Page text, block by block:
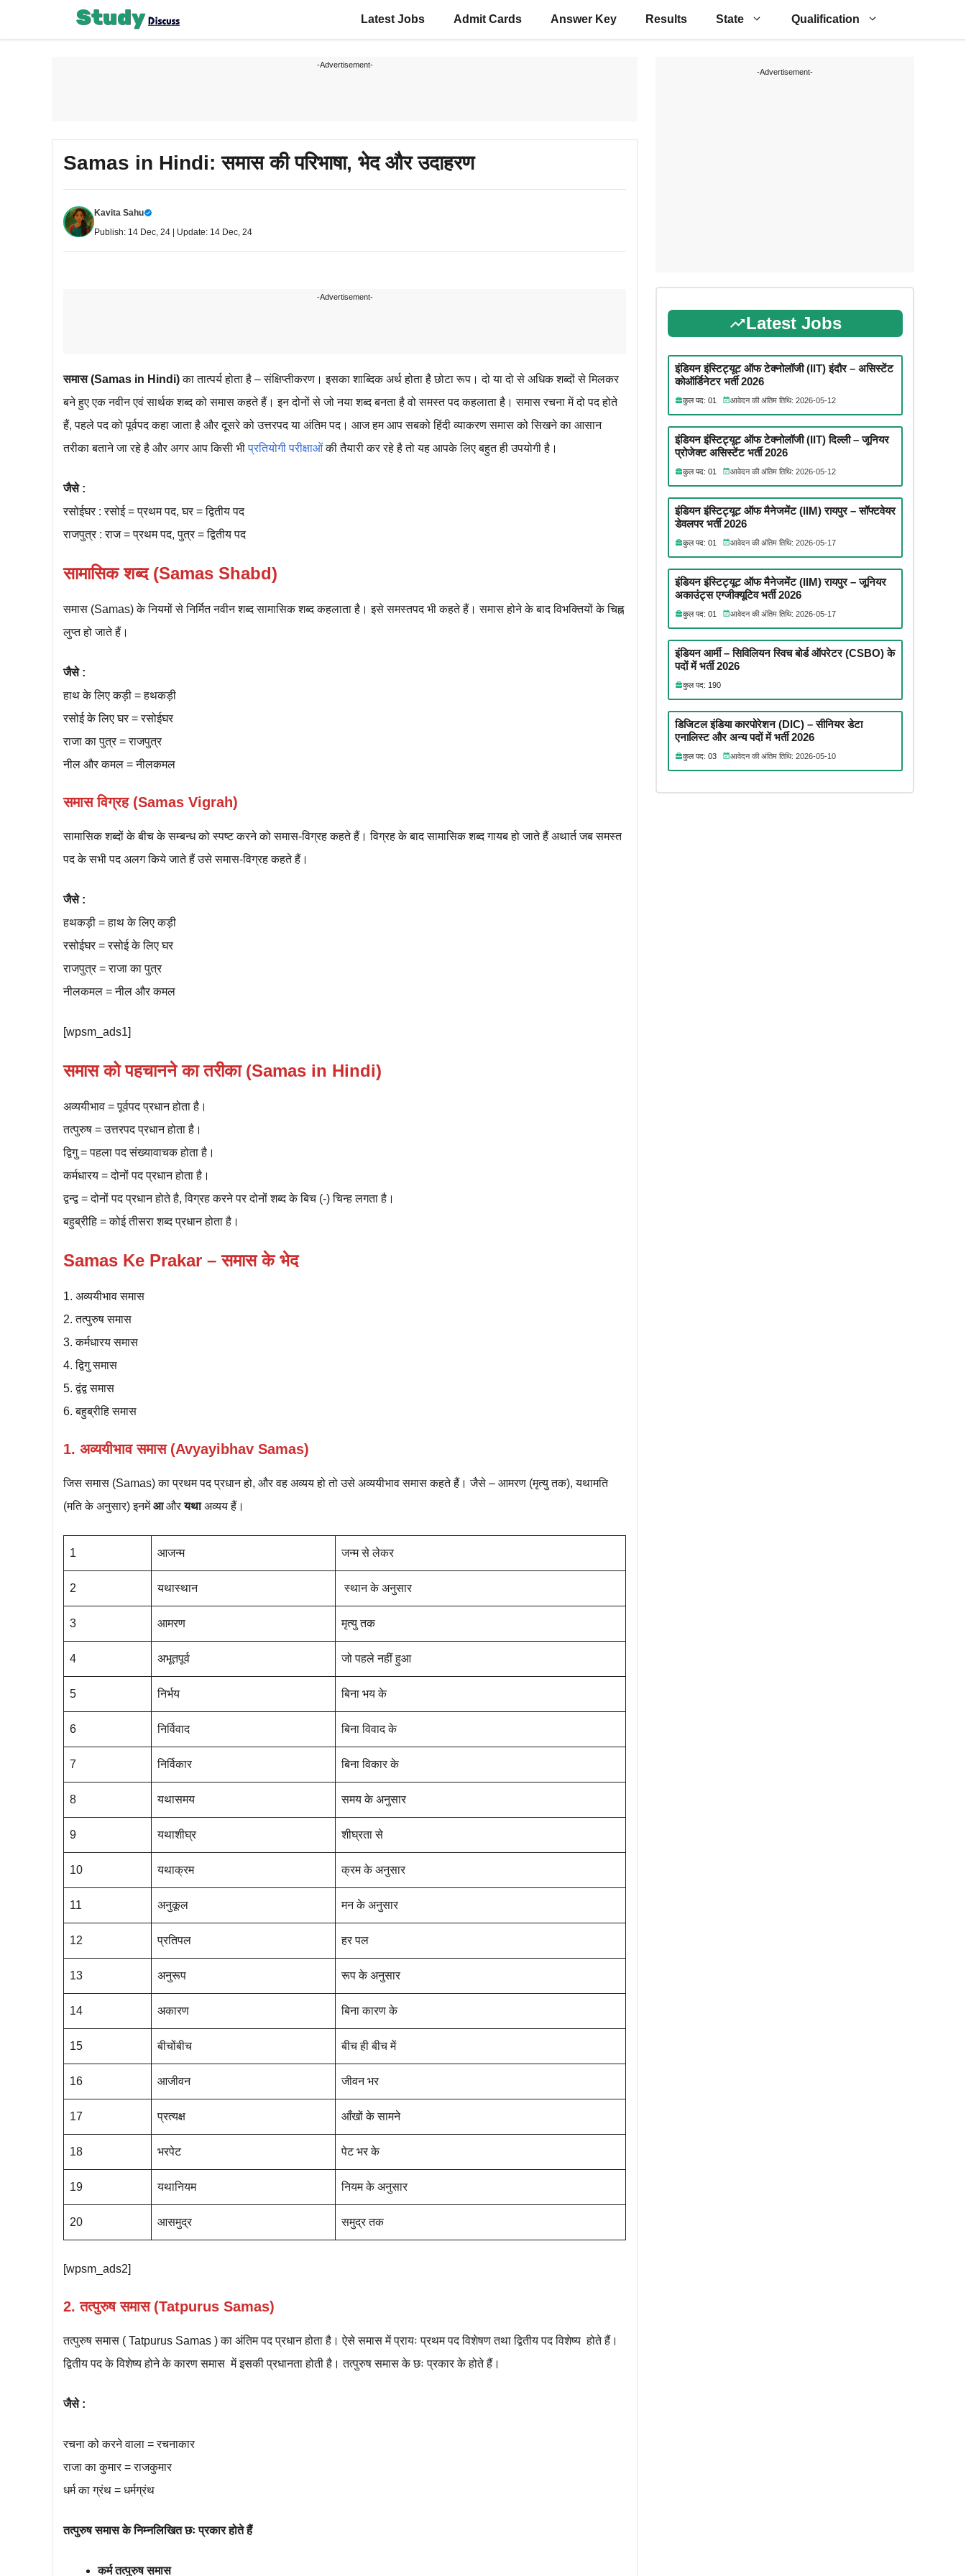
Latest Jobs Admit Cards Answer Key Results State Qualification
-Advertisement-
Samas in Hindi: समास की परिभाषा, भेद और उदाहरण
Kavita Sahu
Publish: 14 Dec, 24 | Update: 14 Dec, 24
-Advertisement-
समास (Samas in Hindi)का तात्पर्य होता है – संक्षिप्तीकरण। इसका शाब्दिक अर्थ होता है छोटा रूप। दो या दो से अधिक शब्दों से मिलकर
बने हुए एक नवीन एवं सार्थक शब्द को समास कहते हैं। इन दोनों से जो नया शब्द बनता है वो समस्त पद कहलाता है। समास रचना में दो पद होते
हैं, पहले पद को पूर्वपद कहा जाता है और दूसरे को उत्तरपद या अंतिम पद। आज हम आप सबको हिंदी व्याकरण समास को सिखने का आसान
तरीका बताने जा रहे है और अगर आप किसी भीप्रतियोगी परीक्षाओंकी तैयारी कर रहे है तो यह आपके लिए बहुत ही उपयोगी है।
जैसे :
रसोईघर : रसोई = प्रथम पद, घर = द्वितीय पद
राजपुत्र : राज = प्रथम पद, पुत्र = द्वितीय पद
सामासिक शब्द (Samas Shabd)
समास (Samas) के नियमों से निर्मित नवीन शब्द सामासिक शब्द कहलाता है। इसे समस्तपद भी कहते हैं। समास होने के बाद विभक्तियों के चिह्न
लुप्त हो जाते हैं।
जैसे :
हाथ के लिए कड़ी = हथकड़ी
रसोई के लिए घर = रसोईघर
राजा का पुत्र = राजपुत्र
नील और कमल = नीलकमल
समास विग्रह (Samas Vigrah)
सामासिक शब्दों के बीच के सम्बन्ध को स्पष्ट करने को समास-विग्रह कहते हैं। विग्रह के बाद सामासिक शब्द गायब हो जाते हैं अथार्त जब समस्त
पद के सभी पद अलग किये जाते हैं उसे समास-विग्रह कहते हैं।
जैसे :
हथकड़ी = हाथ के लिए कड़ी
रसोईघर = रसोई के लिए घर
राजपुत्र = राजा का पुत्र
नीलकमल = नील और कमल
[wpsm_ads1]
समास को पहचानने का तरीका (Samas in Hindi)
अव्ययीभाव = पूर्वपद प्रधान होता है।
तत्पुरुष = उत्तरपद प्रधान होता है।
द्विगु = पहला पद संख्यावाचक होता है।
कर्मधारय = दोनों पद प्रधान होता है।
द्वन्द्व = दोनों पद प्रधान होते है, विग्रह करने पर दोनों शब्द के बिच (-) चिन्ह लगता है।
बहुब्रीहि = कोई तीसरा शब्द प्रधान होता है।
Samas Ke Prakar – समास के भेद
1. अव्ययीभाव समास
2. तत्पुरुष समास
3. कर्मधारय समास
4. द्विगु समास
5. द्वंद्व समास
6. बहुब्रीहि समास
1. अव्ययीभाव समास (Avyayibhav Samas)
जिस समास (Samas) का प्रथम पद प्रधान हो, और वह अव्यय हो तो उसे अव्ययीभाव समास कहते हैं। जैसे – आमरण (मृत्यु तक), यथामति
(मति के अनुसार) इनमेंआऔरयथाअव्यय हैं।
1 आजन्म जन्म से लेकर
2 यथास्थान स्थान के अनुसार
3 आमरण मृत्यु तक
4 अभूतपूर्व जो पहले नहीं हुआ
5 निर्भय बिना भय के
6 निर्विवाद बिना विवाद के
7 निर्विकार बिना विकार के
8 यथासमय समय के अनुसार
9 यथाशीघ्र शीघ्रता से
10 यथाक्रम क्रम के अनुसार
11 अनुकूल मन के अनुसार
12 प्रतिपल हर पल
13 अनुरूप रूप के अनुसार
14 अकारण बिना कारण के
15 बीचोंबीच बीच ही बीच में
16 आजीवन जीवन भर
17 प्रत्यक्ष आँखों के सामने
18 भरपेट पेट भर के
19 यथानियम नियम के अनुसार
20 आसमुद्र समुद्र तक
[wpsm_ads2]
2. तत्पुरुष समास (Tatpurus Samas)
तत्पुरुष समास ( Tatpurus Samas ) का अंतिम पद प्रधान होता है। ऐसे समास में प्रायः प्रथम पद विशेषण तथा द्वितीय पद विशेष्य होते हैं।
द्वितीय पद के विशेष्य होने के कारण समास में इसकी प्रधानता होती है। तत्पुरुष समास के छः प्रकार के होते हैं।
जैसे :
रचना को करने वाला = रचनाकार
राजा का कुमार = राजकुमार
धर्म का ग्रंथ = धर्मग्रंथ
तत्पुरुष समास के निम्नलिखित छः प्रकार होते हैं
कर्म तत्पुरुष समास
-Advertisement-
Latest Jobs
इंडियन इंस्टिट्यूट ऑफ टेक्नोलॉजी (IIT) इंदौर – असिस्टेंट
कोऑर्डिनेटर भर्ती 2026
कुल पद: 01 आवेदन की अंतिम तिथि: 2026-05-12
इंडियन इंस्टिट्यूट ऑफ टेक्नोलॉजी (IIT) दिल्ली – जूनियर
प्रोजेक्ट असिस्टेंट भर्ती 2026
कुल पद: 01 आवेदन की अंतिम तिथि: 2026-05-12
इंडियन इंस्टिट्यूट ऑफ मैनेजमेंट (IIM) रायपुर – सॉफ्टवेयर
डेवलपर भर्ती 2026
कुल पद: 01 आवेदन की अंतिम तिथि: 2026-05-17
इंडियन इंस्टिट्यूट ऑफ मैनेजमेंट (IIM) रायपुर – जूनियर
अकाउंट्स एग्जीक्यूटिव भर्ती 2026
कुल पद: 01 आवेदन की अंतिम तिथि: 2026-05-17
इंडियन आर्मी – सिविलियन स्विच बोर्ड ऑपरेटर (CSBO) के
पदों में भर्ती 2026
कुल पद: 190
डिजिटल इंडिया कारपोरेशन (DIC) – सीनियर डेटा
एनालिस्ट और अन्य पदों में भर्ती 2026
कुल पद: 03 आवेदन की अंतिम तिथि: 2026-05-10